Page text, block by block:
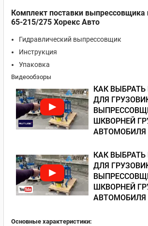
Комплект поставки выпрессовщика
65-215/275 Хорекс Авто
Гидравлический выпрессовщик
Инструкция
Упаковка
Видеообзоры
КАК
ДЛЯ
ШКВОРНЕЙ
АВТОМОБИЛЯ
КАК
ДЛЯ
ШКВОРНЕЙ
АВТОМОБИЛЯ
Основные характеристики: